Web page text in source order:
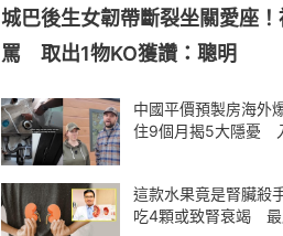
城巴後生女韌帶斷裂坐關愛座
罵 取出1物KO獲讚：聰明
中國平價預製房海外
住9個月揭5大隱憂
這款水果竟是腎臟殺
吃4顆或致腎衰竭 最